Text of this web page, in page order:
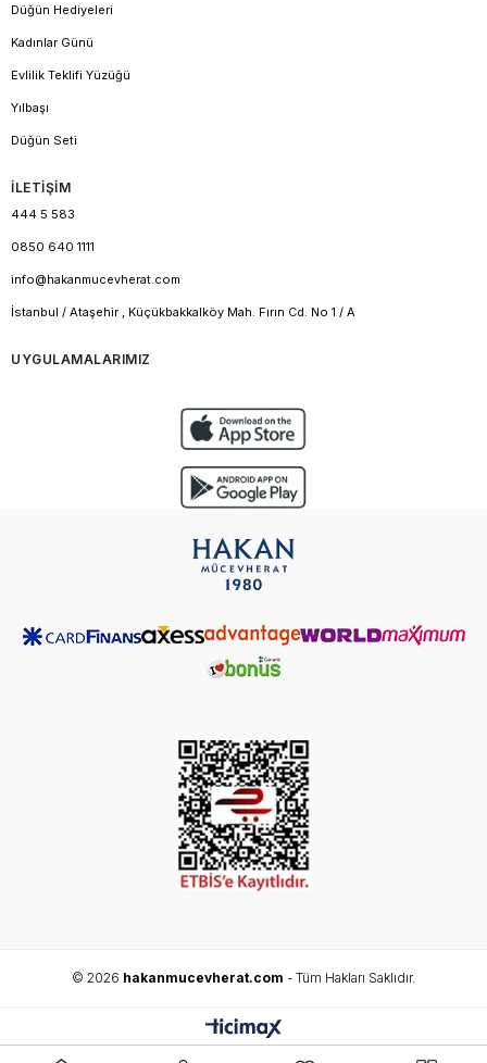
Düğün Hediyeleri
Kadınlar Günü
Evlilik Teklifi Yüzüğü
Yılbaşı
Düğün Seti
İLETİŞİM
444 5 583
0850 640 1111
info@hakanmucevherat.com
İstanbul / Ataşehir , Küçükbakkalköy Mah. Fırın Cd. No 1 / A
UYGULAMALARIMIZ
© 2026 hakanmucevherat.com - Tüm Hakları Saklıdır.